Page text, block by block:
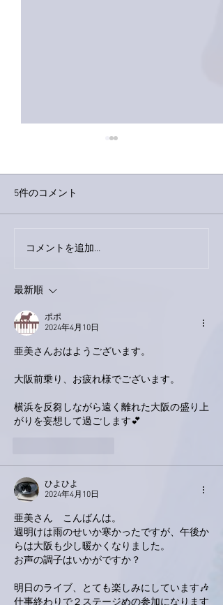
9月23日「amiism」リリー
5件のコメント
コメントを追加…
最新順
ポポ
2024年4月10日
亜美さんおはようございます。
大阪前乗り、お疲れ様でございます。
横浜を反芻しながら遠く離れた大阪の盛り上
がりを妄想して過ごします💕
ひよひよ
2024年4月10日
亜美さん　こんばんは。
週明けは雨のせいか寒かったですが、午後か
らは大阪も少し暖かくなりました。
お声の調子はいかがですか？
明日のライブ、とても楽しみにしています🎶